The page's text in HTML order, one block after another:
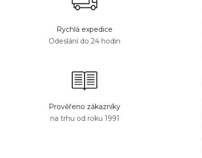
Rychlá expedice
Odeslání do 24 hodin
Prověřeno zákazníky
na trhu od roku 1991